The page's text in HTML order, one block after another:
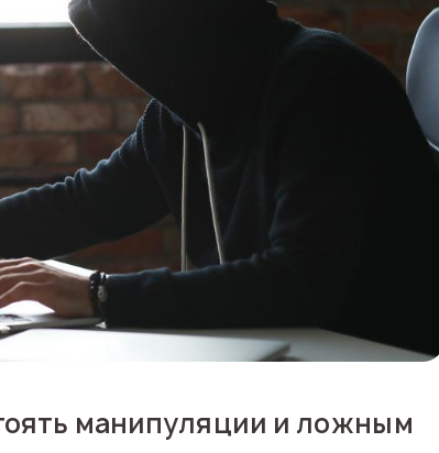
манипуляции и ложным